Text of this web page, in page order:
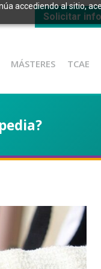
accediendo al sitio,
Solicitar
MÁSTERES TCAE